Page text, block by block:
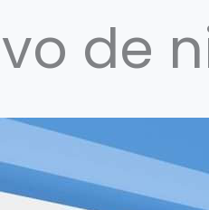
de